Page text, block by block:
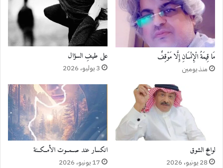
مَا قِيمَةُ الْإِنْسَانِ إِلَّا مَوْقِفٌ
منذ يومين
‏على طيفِ السؤال
3 يوليو، 2026
لواعج الشوق
28 يونيو، 2026
‏انكسار عند صــمــوت الأمــكــنة
17 يونيو، 2026